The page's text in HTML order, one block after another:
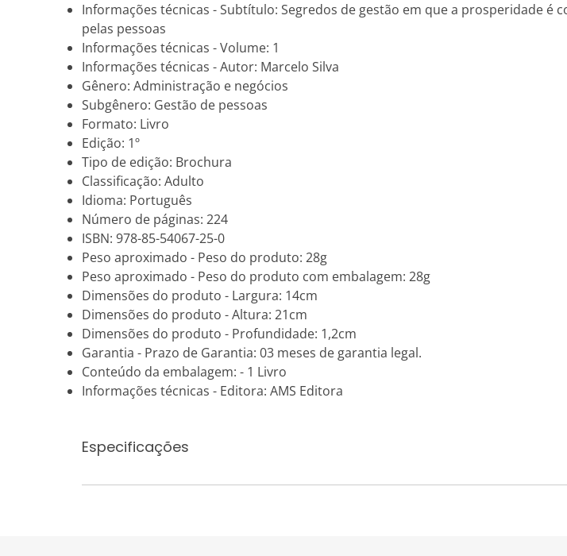
Informações técnicas - Subtítulo: Segredos de gestão em que a prosperidade
pelas pessoas
Informações técnicas - Volume: 1
Informações técnicas - Autor: Marcelo Silva
Gênero: Administração e negócios
Subgênero: Gestão de pessoas
Formato: Livro
Edição: 1º
Tipo de edição: Brochura
Classificação: Adulto
Idioma: Português
Número de páginas: 224
ISBN: 978-85-54067-25-0
Peso aproximado - Peso do produto: 28g
Peso aproximado - Peso do produto com embalagem: 28g
Dimensões do produto - Largura: 14cm
Dimensões do produto - Altura: 21cm
Dimensões do produto - Profundidade: 1,2cm
Garantia - Prazo de Garantia: 03 meses de garantia legal.
Conteúdo da embalagem: - 1 Livro
Informações técnicas - Editora: AMS Editora
Especificações